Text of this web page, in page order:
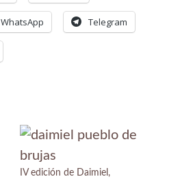
WhatsApp Telegram
IV edición de Daimiel,